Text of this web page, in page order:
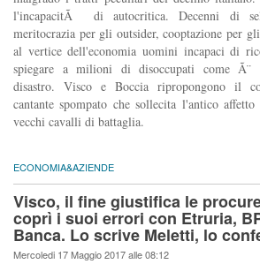
l'incapacitÃ di autocritica. Decenni di
meritocrazia per gli outsider, cooptazione per
al vertice dell'economia uomini incapaci di
spiegare a milioni di disoccupati come Ã¨
disastro. Visco e Boccia ripropongono il
cantante spompato che sollecita l'antico
vecchi cavalli di battaglia.
ECONOMIA&AZIENDE
Visco, il fine giustifica le
coprì i suoi errori con Etruria,
Banca. Lo scrive Meletti, lo
Mercoledi 17 Maggio 2017 alle 08:12